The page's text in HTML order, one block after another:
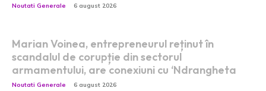
Noutati Generale 6 august 2026
Marian Voinea, entrepreneurul reținut în
scandalul de corupție din sectorul
armamentului, are conexiuni cu ‘Ndrangheta
Noutati Generale 6 august 2026